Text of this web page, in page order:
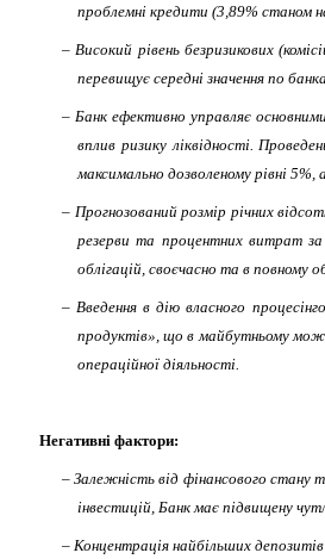
проблемні кредити (3,89% станом
– Високий рівень безризикових
перевищує середні значення по
– Банк ефективно управляє
вплив ризику ліквідності.
максимально дозволеному рівні
– Прогнозований розмір річних
резерви та процентних витрат за
облігацій, своєчасно та в повному
– Введення в дію власного
продуктів», що в майбутньому може
операційної діяльності.
Негативні фактори:
– Залежність від фінансового стану
інвестицій, Банк має підвищену
– Концентрація найбільших